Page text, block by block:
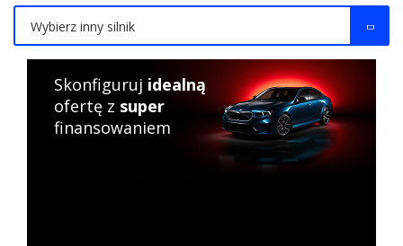
Wybierz inny silnik
Skonfiguruj idealną
ofertę z super
finansowaniem